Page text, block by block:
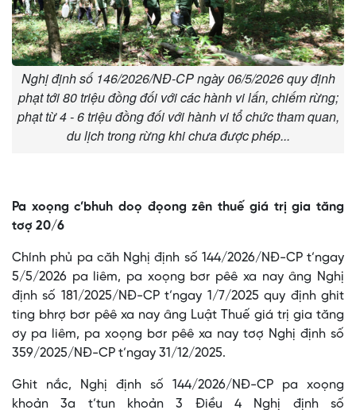
Nghị định số 146/2026/NĐ-CP ngày 06/5/2026 quy định
phạt tới 80 triệu đồng đối với các hành vi lấn, chiếm rừng;
phạt từ 4 - 6 triệu đồng đối với hành vi tổ chức tham quan,
du lịch trong rừng khi chưa được phép...
Pa xoọng c’bhuh doọ đọong zên thuế giá trị gia tăng
tơợ 20/6
Chính phủ pa căh Nghị định số 144/2026/NĐ-CP t’ngay
5/5/2026 pa liêm, pa xoọng bơr pêê xa nay âng Nghị
định số 181/2025/NĐ-CP t’ngay 1/7/2025 quy định ghit
ting bhrợ bơr pêê xa nay âng Luật Thuế giá trị gia tăng
ơy pa liêm, pa xoọng bơr pêê xa nay tơợ Nghị định số
359/2025/NĐ-CP t’ngay 31/12/2025.
Ghit nắc, Nghị định số 144/2026/NĐ-CP pa xoọng
khoản 3a t’tun khoản 3 Điều 4 Nghị định số